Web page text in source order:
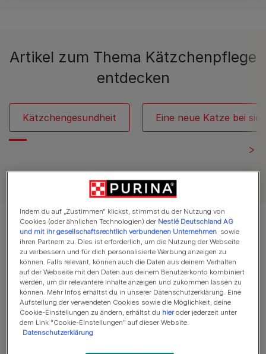
Artikel zum Thema Kätzchenpflege
entdecken
Kätzchengesundheit Eine neue Katze bei
Alle Artikel über Katzen
Es werden 10 von 22 Artikeln angezeigt
Meistgelesene Artikel
Eine neue Katze bei sich zu Hause aufnehmen
Katze im Bett schlafen lassen: Ja
oder nein?
5 min Lesezeit
Indem du auf „Zustimmen“ klickst, stimmst du der Nutzung von
Cookies (oder ähnlichen Technologien) der Nestlé Deutschland AG
und mit ihr gesellschaftsrechtlich verbundenen Unternehmen sowie
ihren Partnern zu. Dies ist erforderlich, um die Nutzung der Webseite
zu verbessern und für dich personalisierte Werbung anzeigen zu
können. Falls relevant, können auch die Daten aus deinem Verhalten
auf der Webseite mit den Daten aus deinem Benutzerkonto kombiniert
werden, um dir relevantere Inhalte anzeigen und zukommen lassen zu
können. Mehr Infos erhältst du in unserer Datenschutzerklärung. Eine
Aufstellung der verwendeten Cookies sowie die Möglichkeit, deine
Cookie-Einstellungen zu ändern, erhältst du hieroder jederzeit unter
dem Link "Cookie-Einstellungen" auf dieser Website.
Datenschutzerklärung